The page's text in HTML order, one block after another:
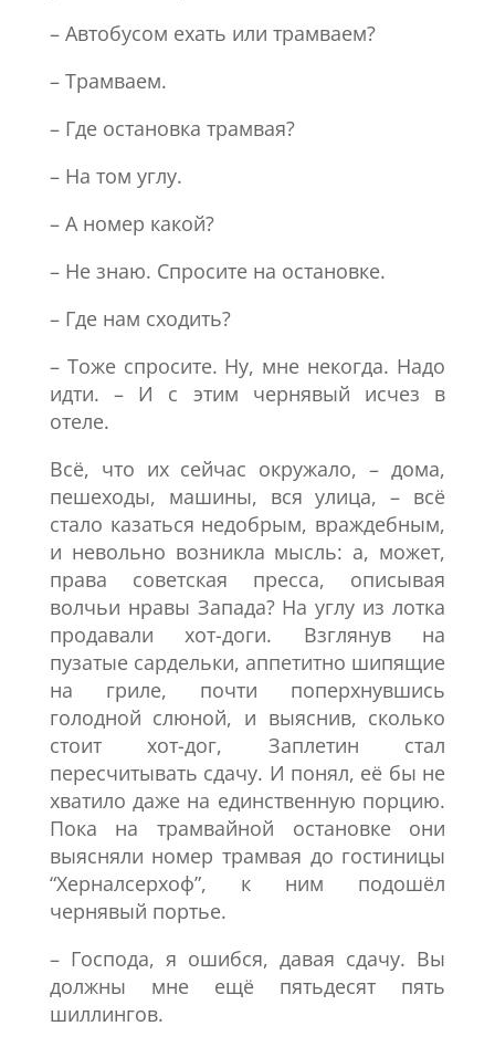
– Автобусом ехать или трамваем?
– Трамваем.
– Где остановка трамвая?
– На том углу.
– А номер какой?
– Не знаю. Спросите на остановке.
– Где нам сходить?
– Тоже спросите. Ну, мне некогда. Надо
идти. – И с этим чернявый исчез в
отеле.
Всё, что их сейчас окружало, – дома,
пешеходы, машины, вся улица, – всё
стало казаться недобрым, враждебным,
и невольно возникла мысль: а, может,
права советская пресса, описывая
волчьи нравы Запада? На углу из лотка
продавали хот-доги. Взглянув на
пузатые сардельки, аппетитно шипящие
на гриле, почти поперхнувшись
голодной слюной, и выяснив, сколько
стоит хот-дог, Заплетин стал
пересчитывать сдачу. И понял, её бы не
хватило даже на единственную порцию.
Пока на трамвайной остановке они
выясняли номер трамвая до гостиницы
“Херналсерхоф”, к ним подошёл
чернявый портье.
– Господа, я ошибся, давая сдачу. Вы
должны мне ещё пятьдесят пять
шиллингов.